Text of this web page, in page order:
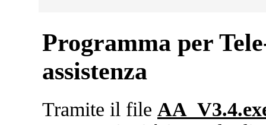
Programma per
assistenza
Tramite il file